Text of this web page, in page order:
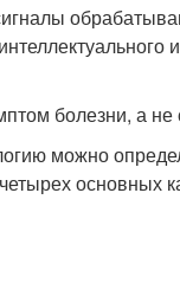
болезни, а не
можно
основных